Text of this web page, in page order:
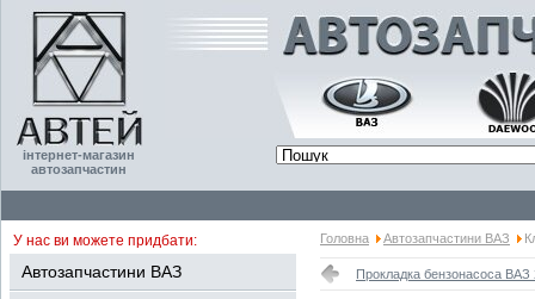
інтернет-магазин
автозапчастин
У нас ви можете придбати:
Автозапчастини ВАЗ
Головна Автозапчастини ВАЗ
Прокладка бензонасоса ВАЗ